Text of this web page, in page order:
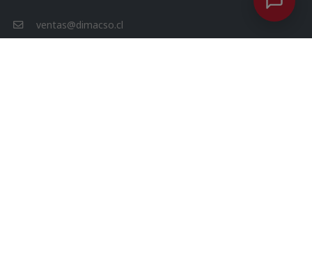
ventas@dimacso.cl